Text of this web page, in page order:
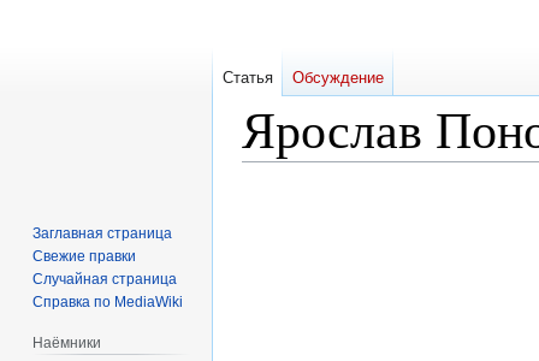
Ярослав
Статья Обсуждение
Заглавная страница
Свежие правки
Случайная страница
Справка по MediaWiki
Наёмники